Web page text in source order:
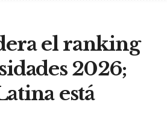
el ranking
2026;
está